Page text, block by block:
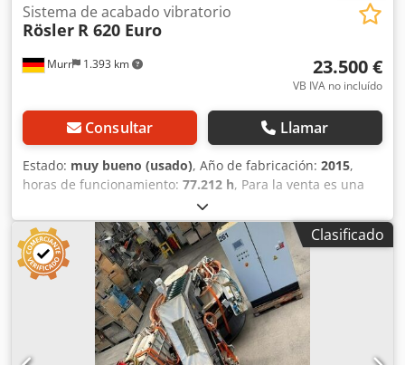
Murr 1.393 km
Sistema de acabado vibratorio
Rösler R 620 Euro
23.500 €
VB IVA no incluído
Consultar Llamar
Estado: muy bueno (usado), Año de fabricación: 2015,
horas de funcionamiento: 77.212 h, Para la venta es una
máquina de acabado en masa del fabricante Rösler, tipo R
620 Euro incluyendo centrífuga. La máquina está en muy
buenas condiciones y puede ser inspeccionado en el lugar.
Dcodpotqlqiefx Aivek
Clasificado